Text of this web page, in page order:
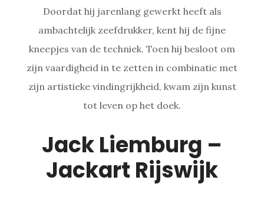
Doordat hij jarenlang gewerkt heeft als
ambachtelijk zeefdrukker, kent hij de fijne
kneepjes van de techniek. Toen hij besloot om
zijn vaardigheid in te zetten in combinatie met
zijn artistieke vindingrijkheid, kwam zijn kunst
tot leven op het doek.
Jack Liemburg –
Jackart Rijswijk